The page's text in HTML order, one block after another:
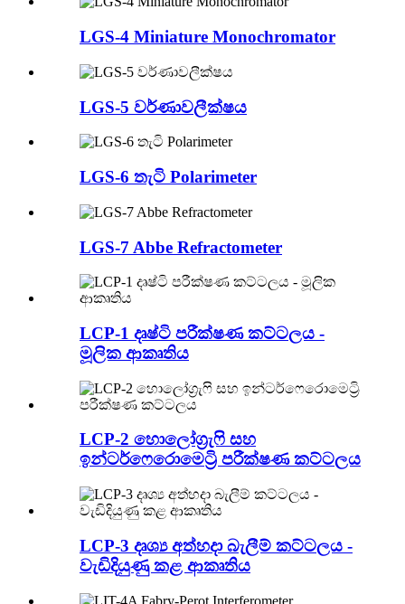
LGS-4 Miniature Monochromator
LGS-5 වර්ණාවලීක්ෂය
LGS-6 තැටි Polarimeter
LGS-7 Abbe Refractometer
LCP-1 දෘෂ්ටි පරීක්ෂණ කට්ටලය -
මූලික ආකෘතිය
LCP-2 හොලෝග්‍රැෆි සහ
ඉන්ටර්ෆෙරොමෙට්‍රි පරීක්ෂණ කට්ටලය
LCP-3 දෘශ්‍ය අත්හදා බැලීම් කට්ටලය -
වැඩිදියුණු කළ ආකෘතිය